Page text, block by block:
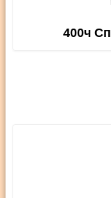
400ч